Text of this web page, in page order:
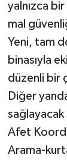
yalnızca
mal
Yeni, tam
binasıyla
düzenli bir
Diğer
sağlayacak
Afet
Arama-